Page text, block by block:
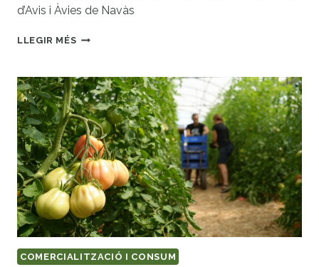
d’Avis i Àvies de Navàs
LLEGIR MÉSALIMENTACIÓ
SOSTENIBLE
A
LA
RESIDÈNCIA
D’AVIS
I
ÀVIES
DE
NAVÀS
COMERCIALITZACIÓ I CONSUM